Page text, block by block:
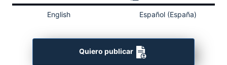
English Español (España)
Quiero publicar